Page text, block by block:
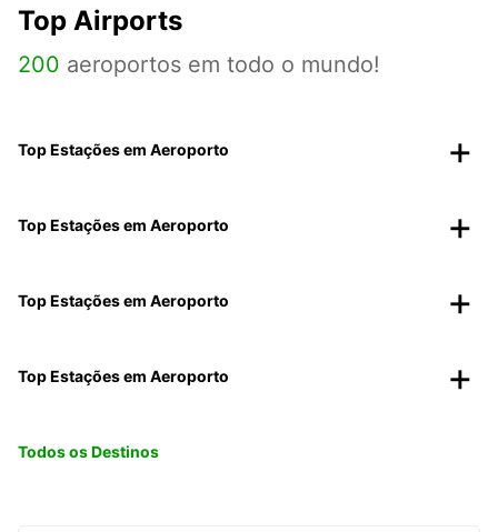
Top Airports
200 aeroportos em todo o mundo!
Top Estações em Aeroporto
Top Estações em Aeroporto
Top Estações em Aeroporto
Top Estações em Aeroporto
Todos os Destinos